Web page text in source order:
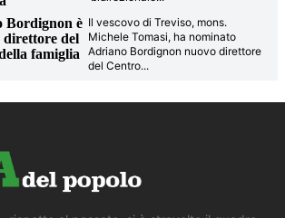
Bordignon è
direttore del
famiglia
Il vescovo di Treviso, mons.
Michele Tomasi, ha nominato
Adriano Bordignon nuovo direttore
del Centro...